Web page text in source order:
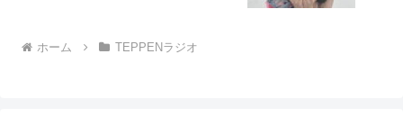
ホーム TEPPENラジオ